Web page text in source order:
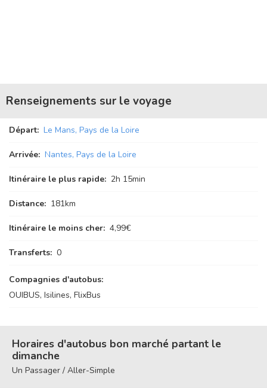
Renseignements sur le voyage
Départ: Le Mans, Pays de la Loire
Arrivée: Nantes, Pays de la Loire
Itinéraire le plus rapide: 2h 15min
Distance: 181km
Itinéraire le moins cher: 4,99€
Transferts: 0
Compagnies d'autobus:
OUIBUS, Isilines, FlixBus
Horaires d'autobus bon marché partant le
dimanche
Un Passager / Aller-Simple